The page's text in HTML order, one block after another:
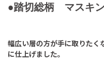
●踏切総柄 マスキ
幅広い層の方が手に取りたく
に仕上げました。